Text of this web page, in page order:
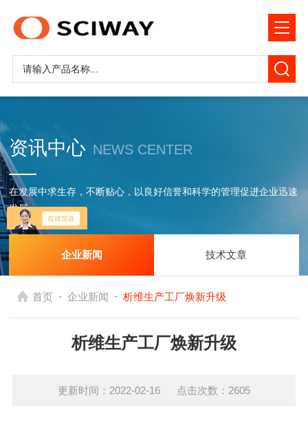
资讯中心 NEWS CENTER
在发展中求生存，不断贴心，以良好信誉和科学的管理促进企业迅速
发展
企业新闻 技术文章
首页 - 企业新闻 - 析维生产工厂焕新升级
析维生产工厂焕新升级
更新时间：2022-02-16 点击次数：2605